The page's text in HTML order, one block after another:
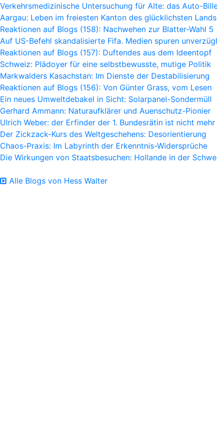
Verkehrsmedizinische Untersuchung für Alte: das Auto-
Aargau: Leben im freiesten Kanton des glücklichsten Lands
Reaktionen auf Blogs (158): Nachwehen zur Blatter-Wahl 5
Auf US-Befehl skandalisierte Fifa. Medien spuren
Reaktionen auf Blogs (157): Duftendes aus dem Ideentopf
Schweiz: Plädoyer für eine selbstbewusste, mutige Politik
Markwalders Kasachstan: Im Dienste der Destabilisierung
Reaktionen auf Blogs (156): Von Günter Grass, vom Lesen
Ein neues Umweltdebakel in Sicht: Solarpanel-Sondermüll
Gerhard Ammann: Naturaufklärer und Auenschutz-Pionier
Ulrich Weber: der Erfinder der 1. Bundesrätin ist nicht mehr
Der Zickzack-Kurs des Weltgeschehens: Desorientierung
Chaos-Praxis: Im Labyrinth der Erkenntnis-Widersprüche
Die Wirkungen von Staatsbesuchen: Hollande in der
Alle Blogs von Hess Walter